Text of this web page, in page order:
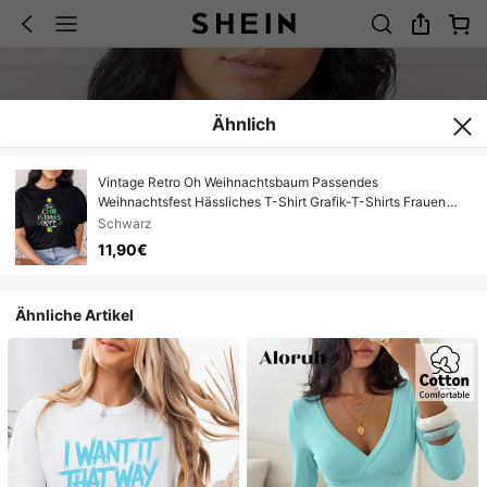
Ähnlich
Vintage Retro Oh Weihnachtsbaum Passendes
Weihnachtsfest Hässliches T-Shirt Grafik-T-Shirts Frauen
Crop Tops Sommeroutfits für Frauen Sommeroberteile T-Shirt
Schwarz
11,90€
Ähnliche Artikel